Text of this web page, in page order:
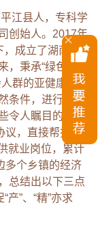
江县人，专科学
创始人。2017年
，成立了湖南天
秉承“绿色生
群的亚健康问
条件，进行仿野
令人瞩目的成
议，直接帮扶贫
就业岗位，累计
多个乡镇的经济
总结出以下三点
产”、“精”亦求